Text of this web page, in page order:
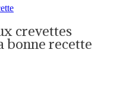
crevettes
bonne recette